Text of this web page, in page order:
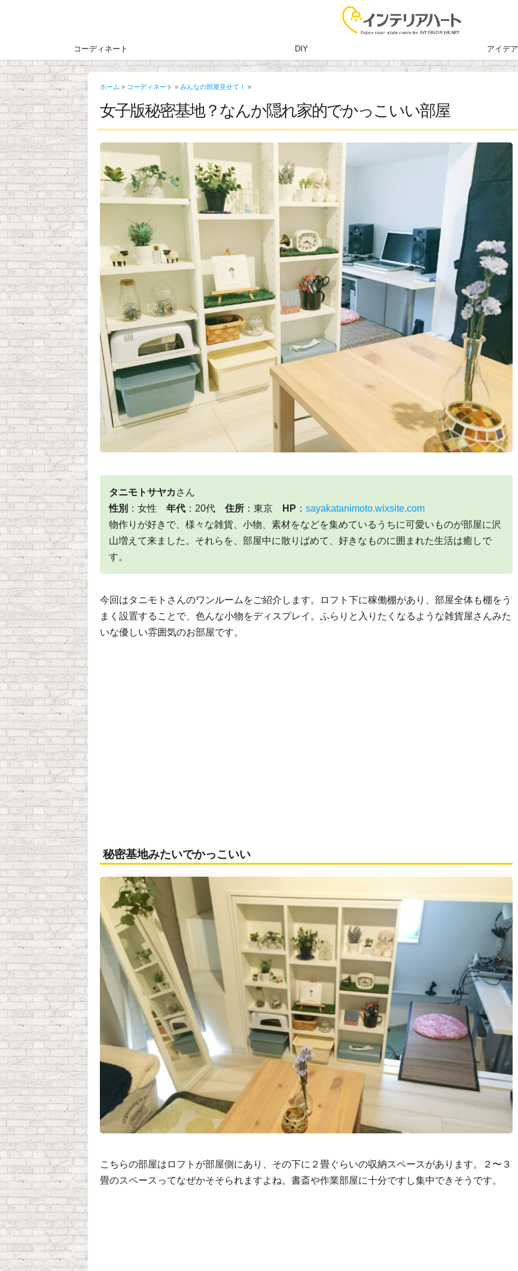
コーディネート DIY アイデア
ホーム » コーディネート » みんなの部屋見せて！ »
女子版秘密基地？なんか隠れ家的でかっこいい部屋
タニモトサヤカ さん
性別 ：女性 年代 ：20代 住所 ：東京 HP ： sayakatanimoto.wixsite.com
物作りが好きで、様々な雑貨、小物、素材をなどを集めているうちに可愛いものが部屋に沢
山増えて来ました。それらを、部屋中に散りばめて、好きなものに囲まれた生活は癒しで
す。
今回はタニモトさんのワンルームをご紹介します。ロフト下に稼働棚があり、部屋全体も棚をう
まく設置することで、色んな小物をディスプレイ。ふらりと入りたくなるような雑貨屋さんみた
いな優しい雰囲気のお部屋です。
秘密基地みたいでかっこいい
こちらの部屋はロフトが部屋側にあり、その下に２畳ぐらいの収納スペースがあります。２〜３
畳のスペースってなぜかそそられますよね。書斎や作業部屋に十分ですし集中できそうです。